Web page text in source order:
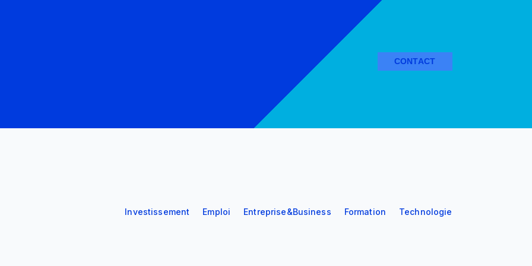
CONTACT
Investissement Emploi Entreprise&Business Formation Technologie